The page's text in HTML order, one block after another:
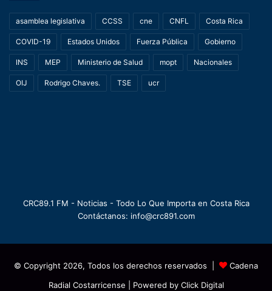
asamblea legislativa CCSS cne CNFL Costa Rica
COVID-19 Estados Unidos Fuerza Pública Gobierno
INS MEP Ministerio de Salud mopt Nacionales
OIJ Rodrigo Chaves. TSE ucr
CRC89.1 FM - Noticias - Todo Lo Que Importa en Costa Rica
Contáctanos: info@crc891.com
© Copyright 2026, Todos los derechos reservados |
Cadena
Radial Costarricense | Powered by Click Digital